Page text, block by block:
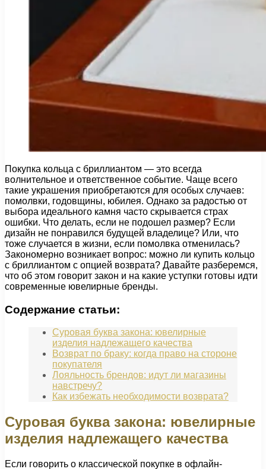
Покупка кольца с бриллиантом — это всегда
волнительное и ответственное событие. Чаще всего
такие украшения приобретаются для особых случаев:
помолвки, годовщины, юбилея. Однако за радостью от
выбора идеального камня часто скрывается страх
ошибки. Что делать, если не подошел размер? Если
дизайн не понравился будущей владелице? Или, что
тоже случается в жизни, если помолвка отменилась?
Закономерно возникает вопрос: можно ли купить кольцо
с бриллиантом с опцией возврата? Давайте разберемся,
что об этом говорит закон и на какие уступки готовы идти
современные ювелирные бренды.
Содержание статьи:
Суровая буква закона: ювелирные
изделия надлежащего качества
Возврат по браку: когда право на стороне
покупателя
Лояльность брендов: идут ли магазины
навстречу?
Как избежать необходимости возврата?
Суровая буква закона: ювелирные
изделия надлежащего качества
Если говорить о классической покупке в офлайн-